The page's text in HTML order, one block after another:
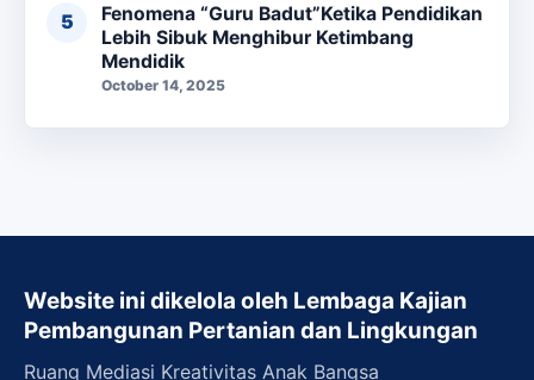
Fenomena “Guru Badut”Ketika Pendidikan
Lebih Sibuk Menghibur Ketimbang
Mendidik
October 14, 2025
Website ini dikelola oleh Lembaga Kajian
Pembangunan Pertanian dan Lingkungan
Ruang Mediasi Kreativitas Anak Bangsa